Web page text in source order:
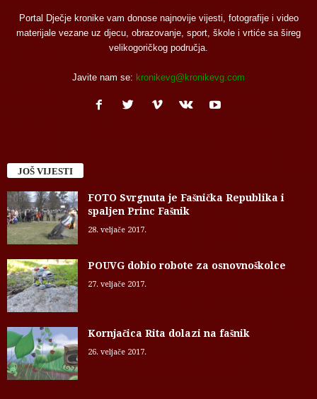
Portal Dječje kronike vam donose najnovije vijesti, fotografije i video
materijale vezane uz djecu, obrazovanje, sport, škole i vrtiće sa šireg
velikogoričkog područja.
Javite nam se: kronikevg@kronikevg.com
JOŠ VIJESTI
FOTO Svrgnuta je Fašnička Republika i
spaljen Princ Fašnik
28. veljače 2017.
POUVG dobio robote za osnovnoškolce
27. veljače 2017.
Kornjačica Rita dolazi na fašnik
26. veljače 2017.